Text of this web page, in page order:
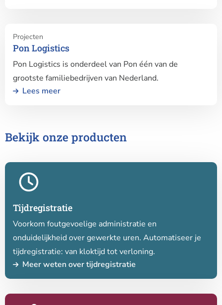
Projecten
Pon Logistics
Pon Logistics is onderdeel van Pon één van de
grootste familiebedrijven van Nederland.
Lees meer
meer
over
Pon
Logistics
Bekijk onze producten
Tijdregistratie
Voorkom foutgevoelige administratie en
onduidelijkheid over gewerkte uren. Automatiseer je
tijdregistratie: van kloktijd tot verloning.
Meer weten over tijdregistratie
Lees
meer
Tijdregistratie
Lees